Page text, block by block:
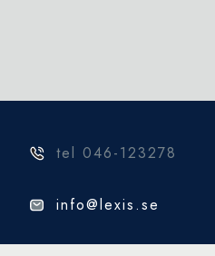
tel 046-123278
info@lexis.se